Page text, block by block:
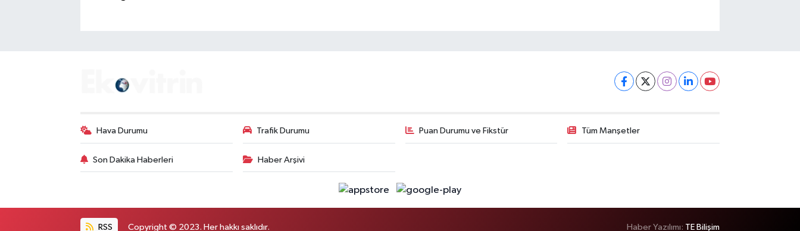
Hava Durumu Trafik Durumu Puan Durumu ve Fikstür Tüm Manşetler
Son Dakika Haberleri Haber Arşivi
RSS Copyright © 2023. Her hakkı saklıdır. Haber Yazılımı: TE Bilişim